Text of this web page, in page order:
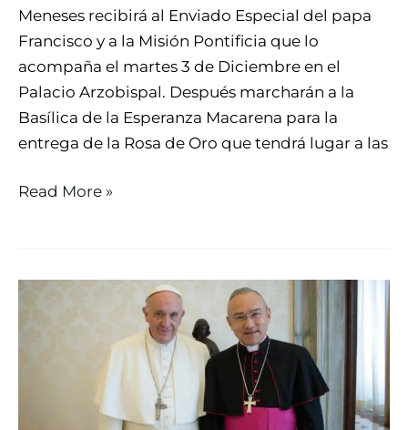
Meneses recibirá al Enviado Especial del papa
Francisco y a la Misión Pontificia que lo
acompaña el martes 3 de Diciembre en el
Palacio Arzobispal. Después marcharán a la
Basílica de la Esperanza Macarena para la
entrega de la Rosa de Oro que tendrá lugar a las
Read More »